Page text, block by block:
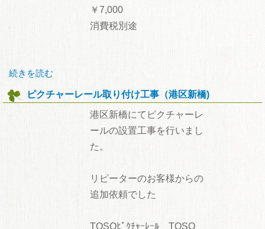
￥7,000
消費税別途
続きを読む
ピクチャーレール取り付け工事（港区新橋)
港区新橋にてピクチャーレ
ールの設置工事を行いまし
た。
リピーターのお客様からの
追加依頼でした
TOSOﾋﾟｸﾁｬｰﾚｰﾙ TOSO